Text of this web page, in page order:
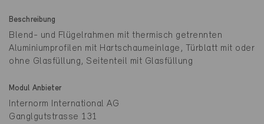
Beschreibung
Blend- und Flügelrahmen mit thermisch getrennten
Aluminiumprofilen mit Hartschaumeinlage, Türblatt mit oder
ohne Glasfüllung, Seitenteil mit Glasfüllung
Modul Anbieter
Internorm International AG
Ganglgutstrasse 131